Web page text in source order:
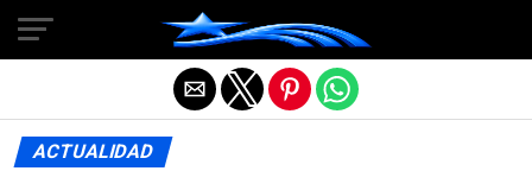
ACTUALIDAD
Salir de la versión móvil